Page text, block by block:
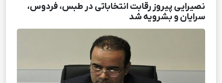
نصیرایی پیروز رقابت انتخاباتی در طبس، فردوس،
سرایان و بشرویه شد